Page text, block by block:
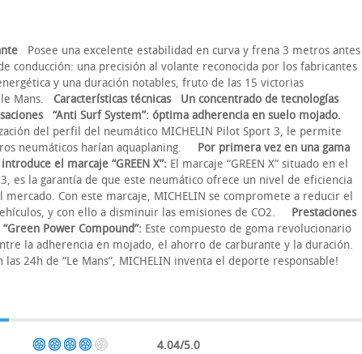
Posee una excelente estabilidad en curva y frena 3 metros antes
conducción: una precisión al volante reconocida por los fabricantes
y una duración notables, fruto de las 15 victorias
le Mans. Características técnicas
Un concentrado de tecnologías
“Anti Surf System”: óptima adherencia en suelo mojado.
del perfil del neumático MICHELIN Pilot Sport 3, le permite
neumáticos harían aquaplaning. Por primera vez en una gama
el marcaje “GREEN X”: El marcaje “GREEN X” situado en el
es la garantía de que este neumático ofrece un nivel de eficiencia
Con este marcaje, MICHELIN se compromete a reducir el
y con ello a disminuir las emisiones de CO2. Prestaciones
Power Compound”: Este compuesto de goma revolucionario
la adherencia en mojado, el ahorro de carburante y la duración.
las 24h de “Le Mans”, MICHELIN inventa el deporte responsable!
4.04/5.0